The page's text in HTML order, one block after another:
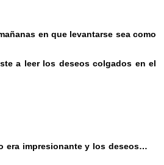
en que levantarse sea como
a leer los deseos colgados en el
era impresionante y los deseos…